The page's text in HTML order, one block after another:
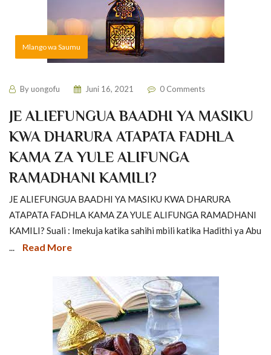
Mlango wa Saumu
Byuongofu Juni 16, 2021 0 Comments
JE ALIEFUNGUA BAADHI YA MASIKU
KWA DHARURA ATAPATA FADHLA
KAMA ZA YULE ALIFUNGA
RAMADHANI KAMILI?
JE ALIEFUNGUA BAADHI YA MASIKU KWA DHARURA
ATAPATA FADHLA KAMA ZA YULE ALIFUNGA RAMADHANI
KAMILI? Suali : Imekuja katika sahihi mbili katika Hadithi ya Abu
...
Read More